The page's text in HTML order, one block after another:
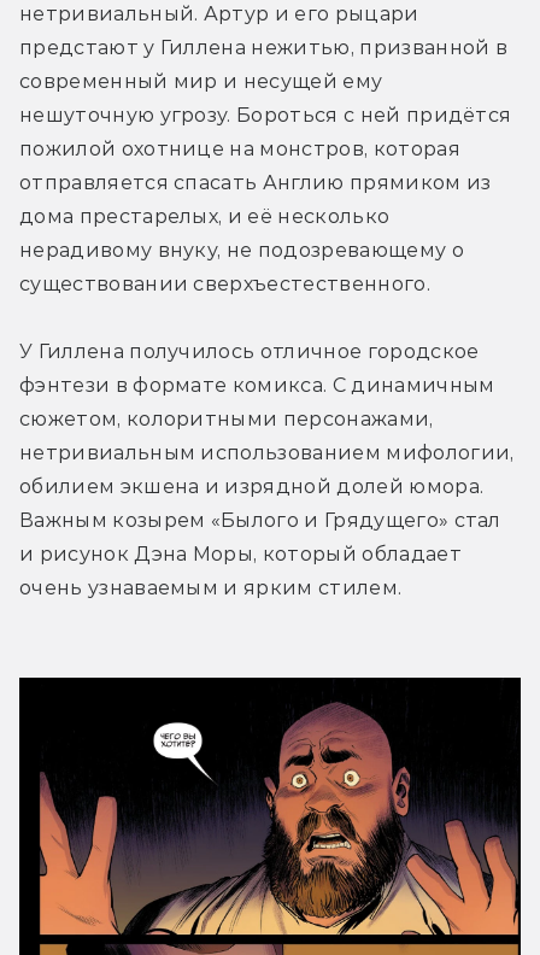
нетривиальный. Артур и его рыцари
предстают у Гиллена нежитью, призванной в
современный мир и несущей ему
нешуточную угрозу. Бороться с ней придётся
пожилой охотнице на монстров, которая
отправляется спасать Англию прямиком из
дома престарелых, и её несколько
нерадивому внуку, не подозревающему о
существовании сверхъестественного.
У Гиллена получилось отличное городское
фэнтези в формате комикса. С динамичным
сюжетом, колоритными персонажами,
нетривиальным использованием мифологии,
обилием экшена и изрядной долей юмора.
Важным козырем «Былого и Грядущего» стал
и рисунок Дэна Моры, который обладает
очень узнаваемым и ярким стилем.